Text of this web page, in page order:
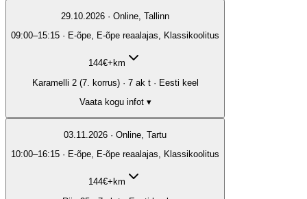
29.10.2026 · Online, Tallinn
09:00–15:15 · E-õpe, E-õpe reaalajas, Klassikoolitus
144€+km
Karamelli 2 (7. korrus) · 7 ak t · Eesti keel
Vaata kogu infot ▾
03.11.2026 · Online, Tartu
10:00–16:15 · E-õpe, E-õpe reaalajas, Klassikoolitus
144€+km